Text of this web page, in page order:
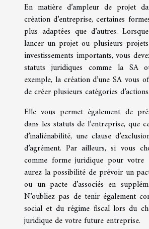
En matière d’ampleur de projet
création d’entreprise, certaines
plus adaptées que d’autres.
lancer un projet ou plusieurs
investissements importants, vous
statuts juridiques comme la SA
exemple, la création d’une SA vous
de créer plusieurs catégories d’actions.
Elle vous permet également de
dans les statuts de l’entreprise, que
d’inaliénabilité, une clause
d’agrément. Par ailleurs, si vous
comme forme juridique pour votre
aurez la possibilité de prévoir un
ou un pacte d’associés en
N’oubliez pas de tenir également
social et du régime fiscal lors du
juridique de votre future entreprise.